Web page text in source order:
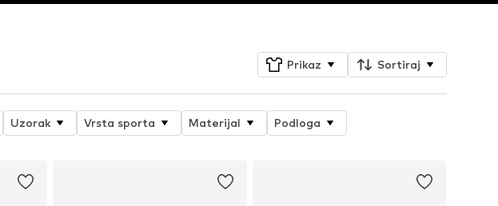
Prikaz Sortiraj
Uzorak Vrsta sporta Materijal Podloga